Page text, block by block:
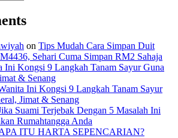
on Tips Mudah Cara Simpan Duit
Sehari Cuma Simpan RM2 Sahaja
Ini Kongsi 9 Langkah Tanam Sayur Guna
& Senang
Ini Kongsi 9 Langkah Tanam Sayur
Jimat & Senang
Suami Terjebak Dengan 5 Masalah Ini
Rumahtangga Anda
ITU HARTA SEPENCARIAN?